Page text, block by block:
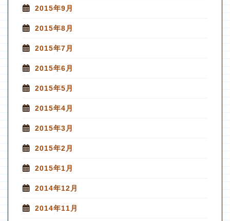
2015年9月
2015年8月
2015年7月
2015年6月
2015年5月
2015年4月
2015年3月
2015年2月
2015年1月
2014年12月
2014年11月